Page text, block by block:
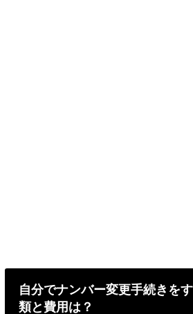
自分でナンバー変更手続きを
類と費用は？